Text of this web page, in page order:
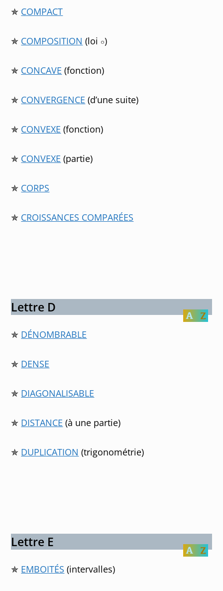
✯ COMPACT
✯ COMPOSITION (loi )
✯ CONCAVE (fonction)
✯ CONVERGENCE (d’une suite)
✯ CONVEXE (fonction)
✯ CONVEXE (partie)
✯ CORPS
✯ CROISSANCES COMPARÉES
Lettre D
✯ DÉNOMBRABLE
✯ DENSE
✯ DIAGONALISABLE
✯ DISTANCE (à une partie)
✯ DUPLICATION (trigonométrie)
Lettre E
✯ EMBOITÉS (intervalles)